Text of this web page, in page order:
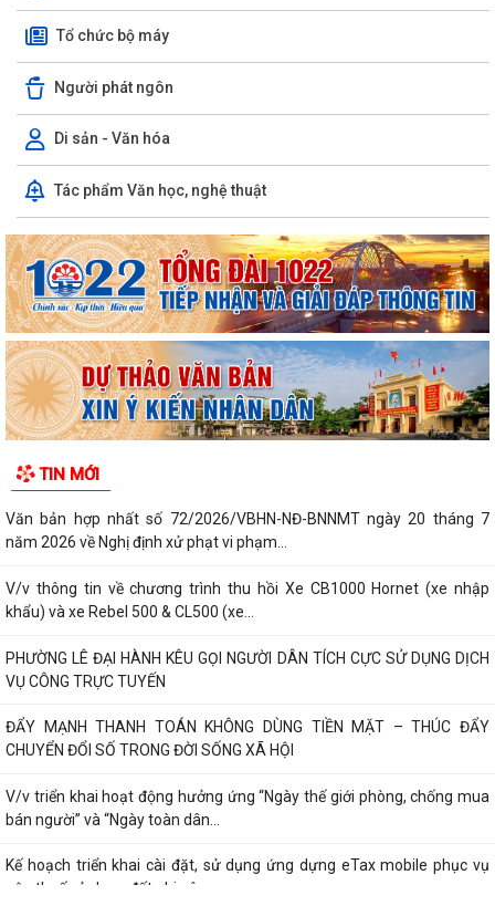
Tổ chức bộ máy
Người phát ngôn
Di sản - Văn hóa
Tác phẩm Văn học, nghệ thuật
TIN MỚI
Văn bản hợp nhất số 72/2026/VBHN-NĐ-BNNMT ngày 20 tháng 7
năm 2026 về Nghị định xử phạt vi phạm...
V/v thông tin về chương trình thu hồi Xe CB1000 Hornet (xe nhập
khẩu) và xe Rebel 500 & CL500 (xe...
PHƯỜNG LÊ ĐẠI HÀNH KÊU GỌI NGƯỜI DÂN TÍCH CỰC SỬ DỤNG DỊCH
VỤ CÔNG TRỰC TUYẾN
ĐẨY MẠNH THANH TOÁN KHÔNG DÙNG TIỀN MẶT – THÚC ĐẨY
CHUYỂN ĐỔI SỐ TRONG ĐỜI SỐNG XÃ HỘI
V/v triển khai hoạt động hưởng ứng “Ngày thế giới phòng, chống mua
bán người” và “Ngày toàn dân...
Kế hoạch triển khai cài đặt, sử dụng ứng dựng eTax mobile phục vụ
nộp thuế sử dụng đất phi nông...